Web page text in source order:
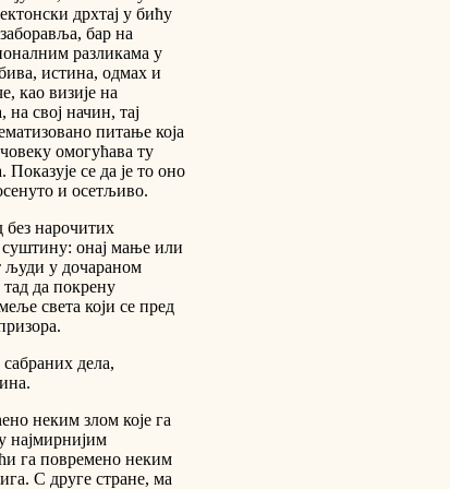
дрхтај у бићу
бар на
разликама у
истина, одмах и
као визије на
свој начин, тај
питање која
омогућава ту
Показује се да је то оно
и осетљиво.
нарочитих
суштину: онај мање или
људи у дочараном
тад да покрену
света који се пред
дела,
неким злом које га
најмирнијим
га повремено неким
С друге стране, ма